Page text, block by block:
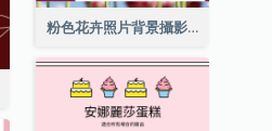
粉色花卉照片背景攝影師名片